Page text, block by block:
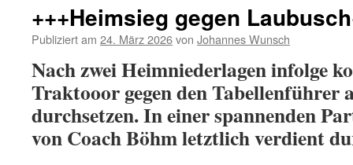
+++Heimsieg gegen
Publiziert am 24. März 2026von Johannes Wunsch
Nach zwei Heimniederlagen infolge
Traktooor gegen den Tabellenführer
durchsetzen. In einer spannenden
von Coach Böhm letztlich verdient